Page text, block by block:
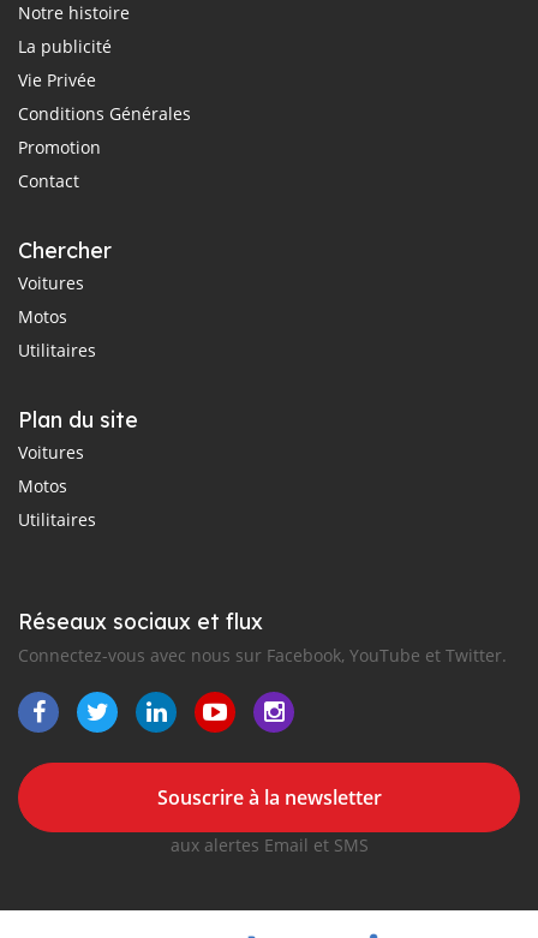
Notre histoire
La publicité
Vie Privée
Conditions Générales
Promotion
Contact
Chercher
Voitures
Motos
Utilitaires
Plan du site
Voitures
Motos
Utilitaires
Réseaux sociaux et flux
Connectez-vous avec nous sur Facebook, YouTube et Twitter.
Souscrire à la newsletter
aux alertes Email et SMS